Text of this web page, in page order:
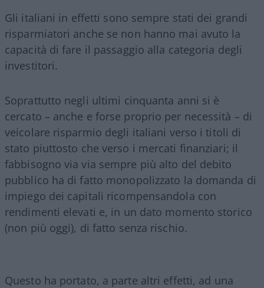
Gli italiani in effetti sono sempre stati dei grandi
risparmiatori anche se non hanno mai avuto la
capacità di fare il passaggio alla categoria degli
investitori.
Soprattutto negli ultimi cinquanta anni si è
cercato – anche e forse proprio per necessità – di
veicolare risparmio degli italiani verso i titoli di
stato piuttosto che verso i mercati finanziari; il
fabbisogno via via sempre più alto del debito
pubblico ha di fatto monopolizzato la domanda di
impiego dei capitali ricompensandola con
rendimenti elevati e, in un dato momento storico
(non più oggi), di fatto senza rischio.
Questo ha portato, a parte altri effetti, ad una